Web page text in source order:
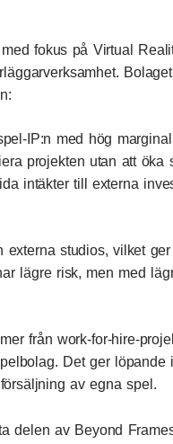
fokus på Virtual
IP:n med hög
projekten utan att öka
intäkter till externa
externa studios, vilket
lägre risk, men med
från work-for-hire-
Det ger löpande
av egna spel.
delen av Beyond